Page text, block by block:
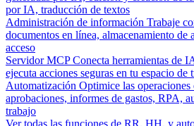
por IA, traducción de textos
Administración de información Trabaje
documentos en línea, almacenamiento de
acceso
Servidor MCP Conecta herramientas de
ejecuta acciones seguras en tu espacio de
Automatización Optimice las operaciones
aprobaciones, informes de gastos, RPA,
trabajo
Ver todas las funciones de RR. HH. y